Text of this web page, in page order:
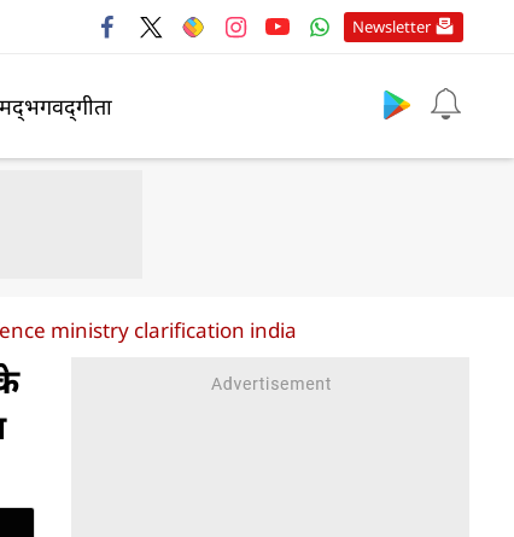
Newsletter
ministry clarification india